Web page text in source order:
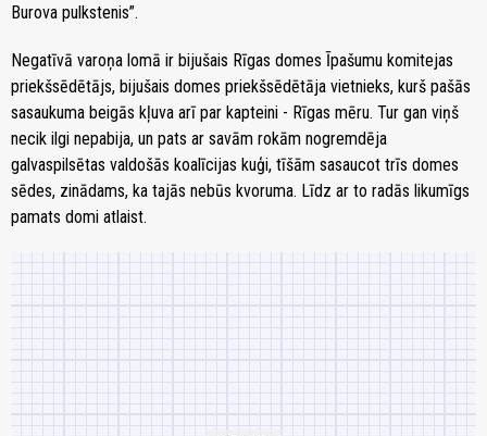
Burova pulkstenis”.
Negatīvā varoņa lomā ir bijušais Rīgas domes Īpašumu komitejas
priekšsēdētājs, bijušais domes priekšsēdētāja vietnieks, kurš pašās
sasaukuma beigās kļuva arī par kapteini - Rīgas mēru. Tur gan viņš
necik ilgi nepabija, un pats ar savām rokām nogremdēja
galvaspilsētas valdošās koalīcijas kuģi, tīšām sasaucot trīs domes
sēdes, zinādams, ka tajās nebūs kvoruma. Līdz ar to radās likumīgs
pamats domi atlaist.